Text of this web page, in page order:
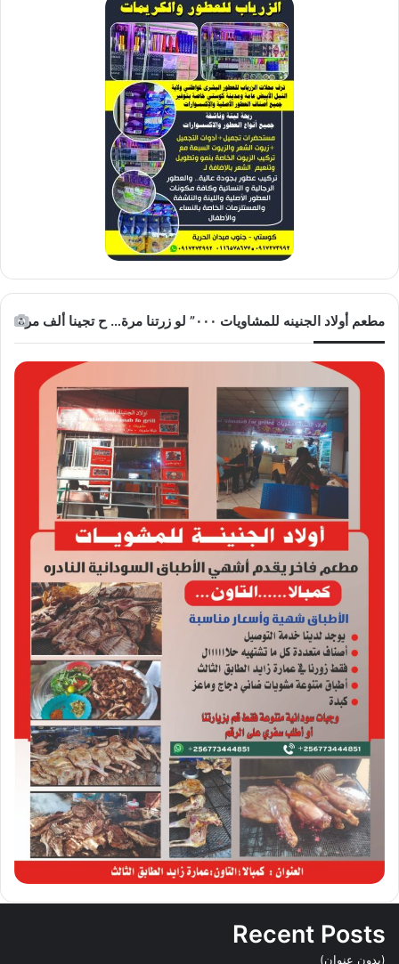
مطعم أولاد الجنينه للمشاويات ٠٠٠” لو زرتنا مرة… ح تجينا ألف مرة
Recent Posts
(بدون عنوان)